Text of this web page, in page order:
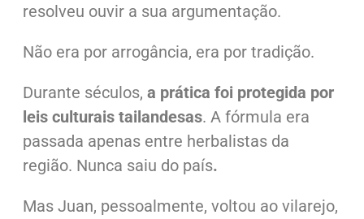
resolveu ouvir a sua argumentação.
Não era por arrogância, era por tradição.
Durante séculos, a prática foi protegida por
leis culturais tailandesas. A fórmula era
passada apenas entre herbalistas da
região. Nunca saiu do país.
Mas Juan, pessoalmente, voltou ao vilarejo,